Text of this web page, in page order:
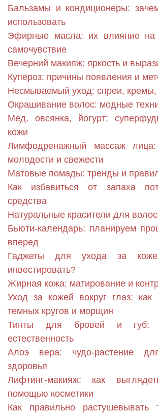
Бальзамы и кондиционеры:
использовать
Эфирные масла: их влияние на
самочувствие
Вечерний макияж: яркость и
Купероз: причины появления и
Несмываемый уход: спреи, кремы,
Окрашивание волос: модные
Мед, овсянка, йогурт:
кожи
Лимфодренажный массаж
молодости и свежести
Матовые помады: тренды и
Как избавиться от запаха
средства
Натуральные красители для
Бьюти-календарь: планируем
вперед
Гаджеты для ухода за
инвестировать?
Жирная кожа: матирование и
Уход за кожей вокруг глаз: как
темных кругов и морщин
Тинты для бровей и губ:
естественность
Алоэ вера: чудо-растение
здоровья
Лифтинг-макияж: как
помощью косметики
Как правильно растушевывать